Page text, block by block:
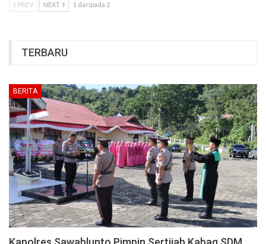
PREV NEXT 1 daripada 2
TERBARU
BERITA